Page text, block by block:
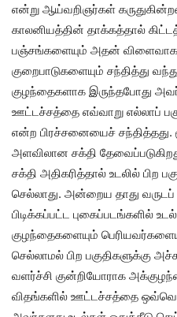
என்று ஆய்வறிஞர்கள்
காலனியத்தின் தாக்கத்தால்
பஞ்சங்களையும் அதன்
குறைபாடுகளையும் சந்தித்து
குழந்தைகளாக இருந்தபோது
ஊட்டச்சத்தை எவ்வாறு எல்லாப்
என்ற பிரச்சனையைச் சந்தித்தது.
அளவிலான சக்தி
சக்தி அதிகரித்தால் உடலில் பிற
செல்லாது. அன்றைய தாது
பிடிக்கப்பட்ட புகைப்படங்களில்
குழந்தைகளையும்
செல்லாமல் பிற பகுதிகளுக்கு
வளர்ச்சி குன்றியோராக
விதங்களில் ஊட்டச்சத்தை